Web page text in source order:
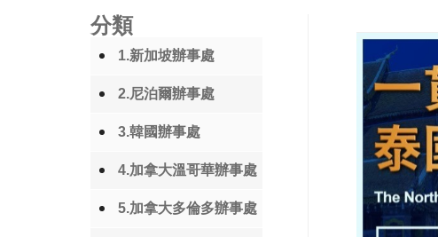
分類
1.新加坡辦事處
2.尼泊爾辦事處
3.韓國辦事處
4.加拿大溫哥華辦事處
5.加拿大多倫多辦事處